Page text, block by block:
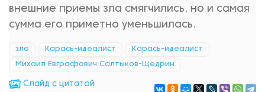
внешние приемы зла смягчились, но и самая
сумма его приметно уменьшилась.
зло Карась-идеалист Карась-идеалист
Михаил Евграфович Салтыков-Щедрин
Cлайд с цитатой